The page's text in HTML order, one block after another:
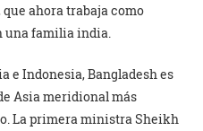
que ahora trabaja como
una familia india.
e Indonesia, Bangladesh es
Asia meridional más
La primera ministra Sheikh